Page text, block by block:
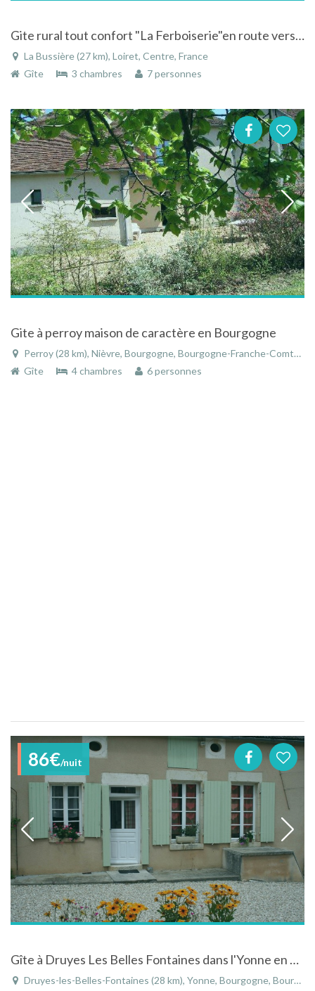
Gite rural tout confort "La Ferboiserie"en route vers le Berry et les châteaux de la Loire
La Bussière (27 km), Loiret, Centre, France
Gîte
3 chambres 7 personnes
Gite à perroy maison de caractère en Bourgogne
Perroy (28 km), Nièvre, Bourgogne, Bourgogne-Franche-Comté, France
Gîte
4 chambres 6 personnes
86€/nuit
Gîte à Druyes Les Belles Fontaines dans l'Yonne en Bourgogne au domaine du Bouloy
Druyes-les-Belles-Fontaines (28 km), Yonne, Bourgogne, Bourgogne-Franche-Comté, France